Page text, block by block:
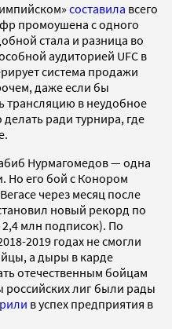
составила всего
промоушена с одного
стала и разница во
аудиторией UFC в
система продажи
даже если бы
трансляцию в неудобное
ради турнира, где
Нурмагомедов — одна
Но его бой с Конором
через месяц после
новый рекорд по
млн подписок). По
2019 годах не смогли
а дыры в карде
отечественным бойцам
российских лиг были рады
в успех предприятия в